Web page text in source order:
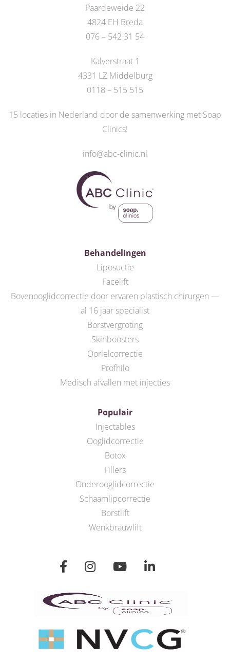
Paardeweide 22
4824 EH Breda
076 – 542 31 54
Kalverstraat 1
4331 LZ Middelburg
0118 – 515 515
15 locaties in Nederland door de samenwerking met Soap
Clinics!
info@abc-clinic.nl
Behandelingen
Liposuctie
Facelift
Bovenooglidcorrectie door ervaren plastisch chirurgen —
al 16 jaar specialist
Borstvergroting
Skinboosters
Oorlelcorrectie
Profhilo
Medisch afvallen met injecties
Populair
Injectables
Ooglidcorrectie
Botox
Fillers
Onderooglidcorrectie
Schaamlipcorrectie
Borstlift
Wenkbrauwlift